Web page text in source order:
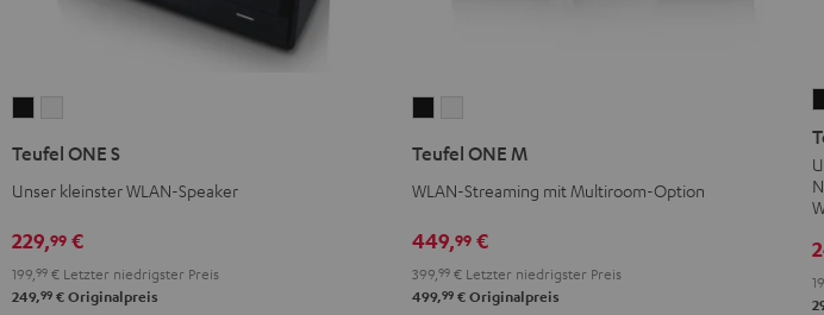
S
Schwarz
S
Weiß
Teufel ONE S
Unser kleinster WLAN-Speaker
229,99 €
199, 99 € Letzter niedrigster Preis
249,99 € Originalpreis
M
Schwarz
M
Weiß
Teufel ONE M
WLAN-Streaming mit Multiroom-Option
449,99 €
399, 99 € Letzter niedrigster Preis
499,99 € Originalpreis